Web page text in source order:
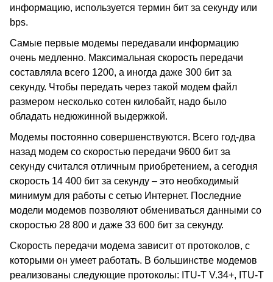
информацию, используется термин бит за секунду или
bps.
Самые первые модемы передавали информацию
очень медленно. Максимальная скорость передачи
составляла всего 1200, а иногда даже 300 бит за
секунду. Чтобы передать через такой модем файл
размером несколько сотен килобайт, надо было
обладать недюжинной выдержкой.
Модемы постоянно совершенствуются. Всего год-два
назад модем со скоростью передачи 9600 бит за
секунду считался отличным приобретением, а сегодня
скорость 14 400 бит за секунду – это необходимый
минимум для работы с сетью Интернет. Последние
модели модемов позволяют обмениваться данными со
скоростью 28 800 и даже 33 600 бит за секунду.
Скорость передачи модема зависит от протоколов, с
которыми он умеет работать. В большинстве модемов
реализованы следующие протоколы: ITU-T V.34+, ITU-T